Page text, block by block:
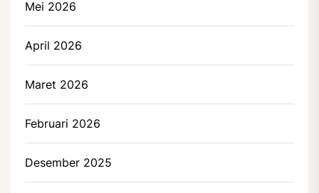
Mei 2026
April 2026
Maret 2026
Februari 2026
Desember 2025